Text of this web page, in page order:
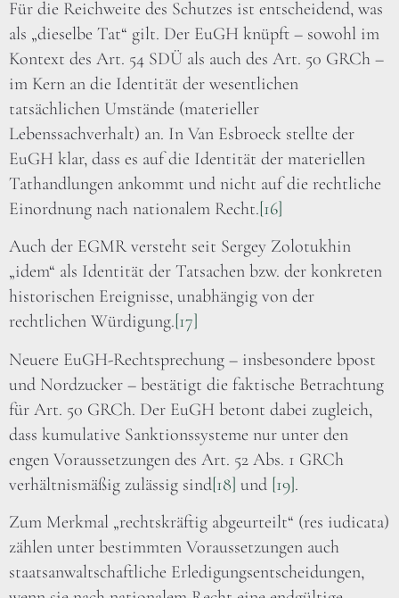
Für die Reichweite des Schutzes ist entscheidend, was
als „dieselbe Tat“ gilt. Der EuGH knüpft – sowohl im
Kontext des Art. 54 SDÜ als auch des Art. 50 GRCh –
im Kern an die Identität der wesentlichen
tatsächlichen Umstände (materieller
Lebenssachverhalt) an. In Van Esbroeck stellte der
EuGH klar, dass es auf die Identität der materiellen
Tathandlungen ankommt und nicht auf die rechtliche
Einordnung nach nationalem Recht.[16]
Auch der EGMR versteht seit Sergey Zolotukhin
„idem“ als Identität der Tatsachen bzw. der konkreten
historischen Ereignisse, unabhängig von der
rechtlichen Würdigung.[17]
Neuere EuGH-Rechtsprechung – insbesondere bpost
und Nordzucker – bestätigt die faktische Betrachtung
für Art. 50 GRCh. Der EuGH betont dabei zugleich,
dass kumulative Sanktionssysteme nur unter den
engen Voraussetzungen des Art. 52 Abs. 1 GRCh
verhältnismäßig zulässig sind[18] und [19].
Zum Merkmal „rechtskräftig abgeurteilt“ (res iudicata)
zählen unter bestimmten Voraussetzungen auch
staatsanwaltschaftliche Erledigungsentscheidungen,